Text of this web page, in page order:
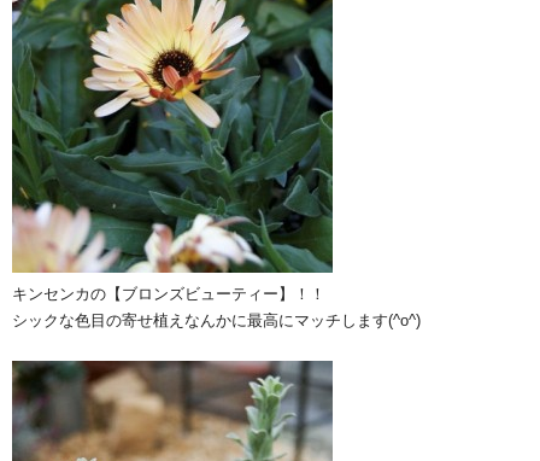
キンセンカの【ブロンズビューティー】！！
シックな色目の寄せ植えなんかに最高にマッチします(^o^)ゞ